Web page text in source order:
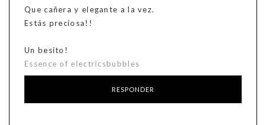
Que cañera y elegante a la vez.
Estás preciosa!!
Un besito!
Essence of electricsbubbles
RESPONDER